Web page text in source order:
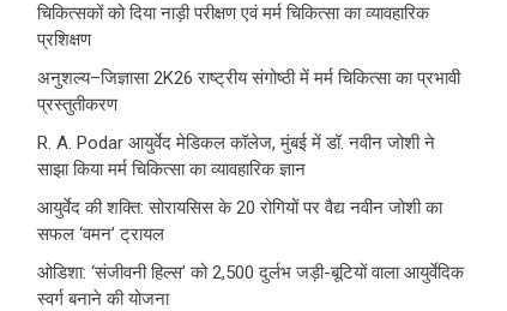
चिकित्सकों को दिया नाड़ी परीक्षण एवं मर्म चिकित्सा का व्यावहारिक
प्रशिक्षण
अनुशल्य–जिज्ञासा 2K26 राष्ट्रीय संगोष्ठी में मर्म चिकित्सा का प्रभावी
प्रस्तुतीकरण
R. A. Podar आयुर्वेद मेडिकल कॉलेज, मुंबई में डॉ. नवीन जोशी ने
साझा किया मर्म चिकित्सा का व्यावहारिक ज्ञान
आयुर्वेद की शक्ति: सोरायसिस के 20 रोगियों पर वैद्य नवीन जोशी का
सफल ‘वमन’ ट्रायल
ओडिशा: ‘संजीवनी हिल्स’ को 2,500 दुर्लभ जड़ी-बूटियों वाला आयुर्वेदिक
स्वर्ग बनाने की योजना